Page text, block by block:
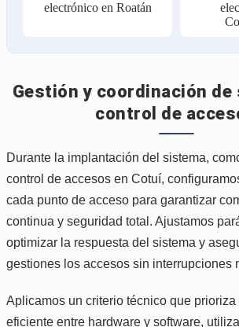
electrónico en Roatán
Gestión y coordinación de
control de
Durante la implantación del sistema,
control de accesos en Cotuí,
cada punto de acceso para garantizar
continua y seguridad total. Ajustamos
optimizar la respuesta del sistema y
gestiones los accesos sin interrupciones
Aplicamos un criterio técnico que
eficiente entre hardware y software,